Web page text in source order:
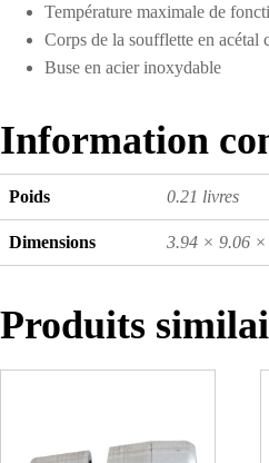
Température maximale de
Corps de la soufflette en acétal
Buse en acier inoxydable
Information
Poids 0.21 livres
Dimensions 3.94 × 9.06 ×
Produits